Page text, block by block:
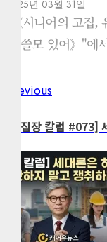
2025년 03월 31일
"《시니어의 고집,
야 쓸모 있어》"에
Post
navigation
Previous
[편집장 칼럼 #073]